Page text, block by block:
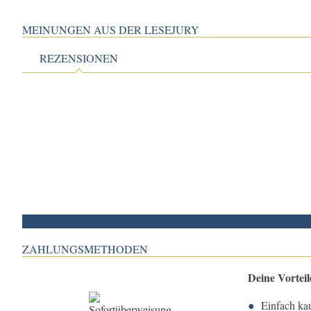
MEINUNGEN AUS DER LESEJURY
REZENSIONEN
ZAHLUNGSMETHODEN
Deine
Einfach